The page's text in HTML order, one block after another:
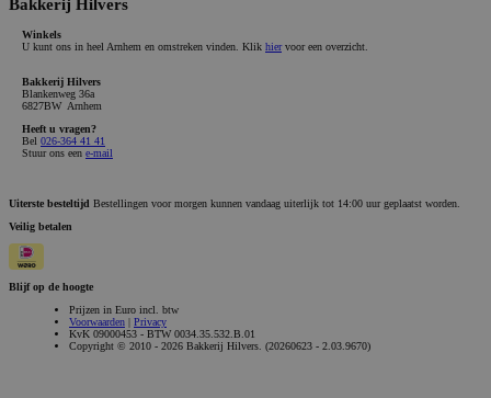
Bakkerij Hilvers
Winkels
U kunt ons in heel Arnhem en omstreken vinden. Klik hiervoor een overzicht.
Bakkerij Hilvers
Blankenweg 36a
6827BW Arnhem
Heeft u vragen?
Bel 026-364 41 41
Stuur ons een e-mail
Uiterste besteltijd Bestellingen voor morgen kunnen vandaag uiterlijk tot 14:00 uur geplaatst worden.
Veilig betalen
Blijf op de hoogte
Prijzen in Euro incl. btw
Voorwaarden | Privacy
KvK 09000453 - BTW 0034.35.532.B.01
Copyright © 2010 - 2026 Bakkerij Hilvers. (20260623 - 2.03.9670)